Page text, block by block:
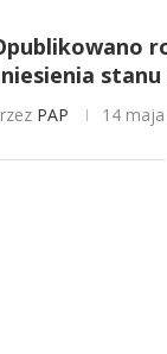
PAP 14